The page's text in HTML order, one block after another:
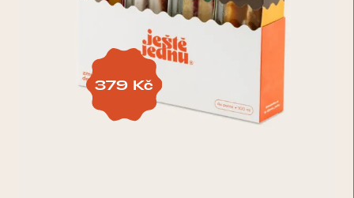
379 Kč